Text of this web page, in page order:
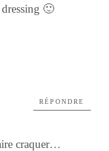
🙂
craquer…
RÉPONDRE